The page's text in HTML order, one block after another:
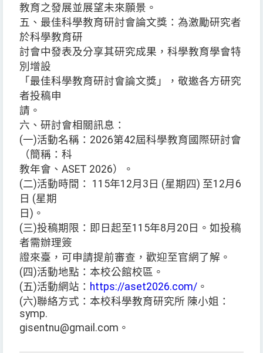
教育之發展並展望未來願景。
五、最佳科學教育研討會論文獎：為激勵研究者
於科學教育研
討會中發表及分享其研究成果，科學教育學會特
別增設
「最佳科學教育研討會論文獎」，敬邀各方研究
者投稿申
請。
六、研討會相關訊息：
(一)活動名稱：2026第42屆科學教育國際研討會
（簡稱：科
教年會、ASET 2026）。
(二)活動時間： 115年12月3日 (星期四) 至12月6
日 (星期
日)。
(三)投稿期限：即日起至115年8月20日。如投稿
者需辦理簽
證來臺，可申請提前審查，歡迎至官網了解。
(四)活動地點：本校公館校區。
(五)活動網站： https://aset2026.com/ 。
(六)聯絡方式：本校科學教育研究所 陳小姐：
symp.
gisentnu@gmail.com。